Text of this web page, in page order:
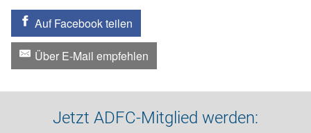
Auf Facebook teilen
Über E-Mail empfehlen
Jetzt ADFC-Mitglied werden: